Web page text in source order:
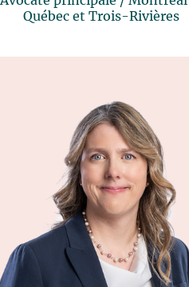
Québec et Trois-Rivières